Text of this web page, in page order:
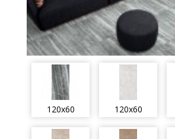
120x60 120x60